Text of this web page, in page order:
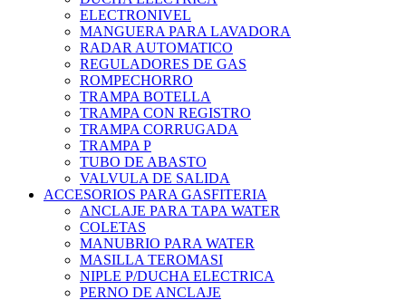
ELECTRONIVEL
MANGUERA PARA LAVADORA
RADAR AUTOMATICO
REGULADORES DE GAS
ROMPECHORRO
TRAMPA BOTELLA
TRAMPA CON REGISTRO
TRAMPA CORRUGADA
TRAMPA P
TUBO DE ABASTO
VALVULA DE SALIDA
ACCESORIOS PARA GASFITERIA
ANCLAJE PARA TAPA WATER
COLETAS
MANUBRIO PARA WATER
MASILLA TEROMASI
NIPLE P/DUCHA ELECTRICA
PERNO DE ANCLAJE